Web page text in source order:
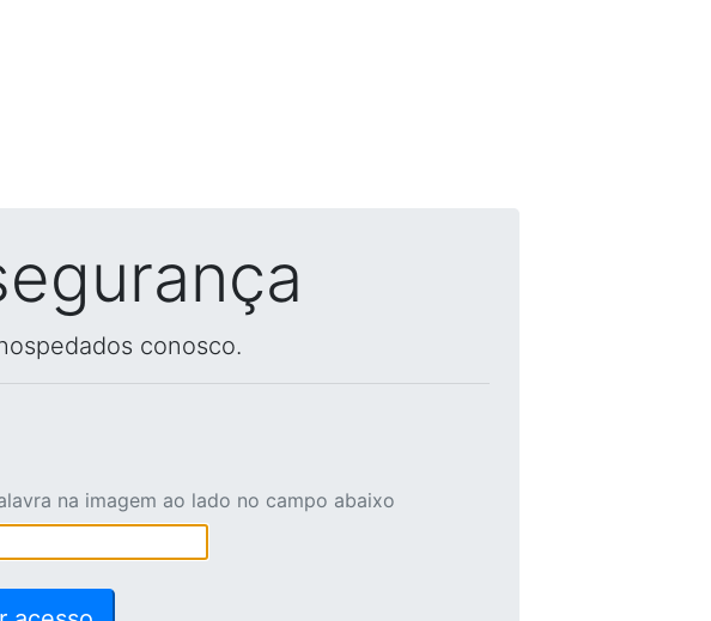
conosco.
na imagem ao lado no campo abaixo